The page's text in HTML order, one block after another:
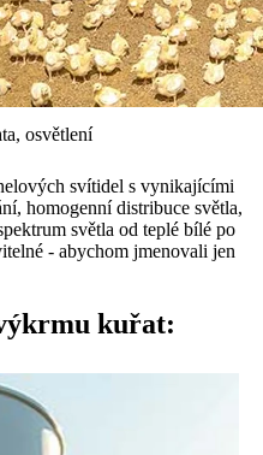
osvětlení
svítidel s vynikajícími
homogenní distribuce světla,
světla od teplé bílé po
- abychom jmenovali jen
kuřat: